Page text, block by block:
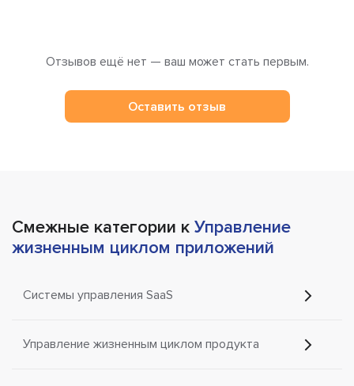
Отзывов ещё нет — ваш может стать первым.
Оставить отзыв
Смежные категории к Управление
жизненным циклом приложений
Системы управления SaaS
Управление жизненным циклом продукта